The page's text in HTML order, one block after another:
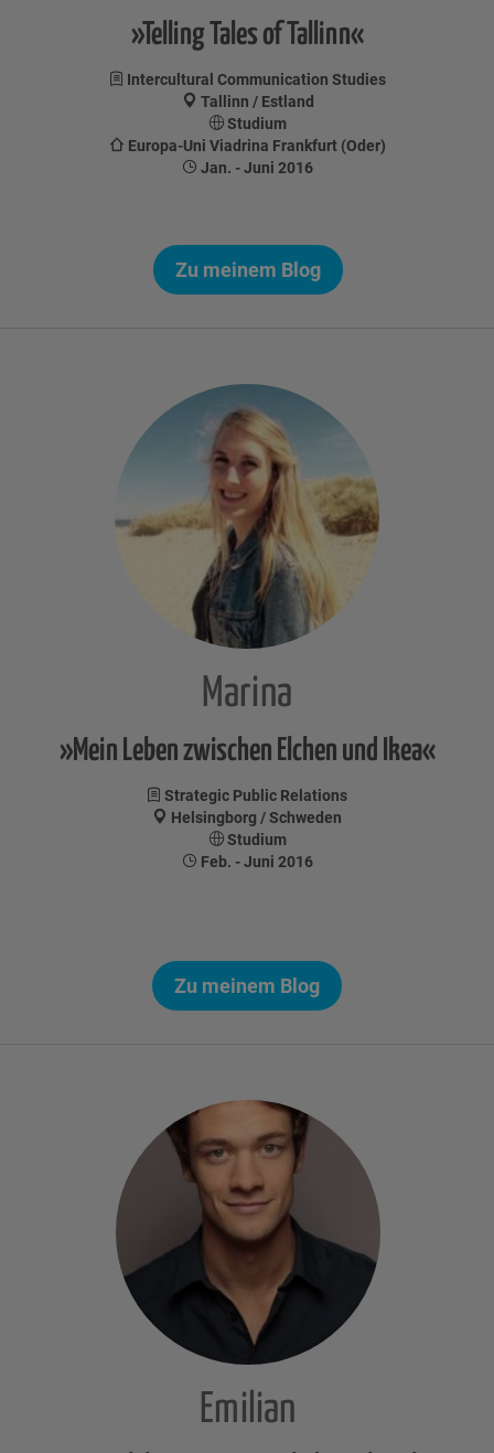
»Telling Tales of Tallinn«
Intercultural Communication Studies
Tallinn / Estland
Studium
Europa-Uni Viadrina Frankfurt (Oder)
Jan. - Juni 2016
Zu meinem Blog
Marina
»Mein Leben zwischen Elchen und Ikea«
Strategic Public Relations
Helsingborg / Schweden
Studium
Feb. - Juni 2016
Zu meinem Blog
Emilian